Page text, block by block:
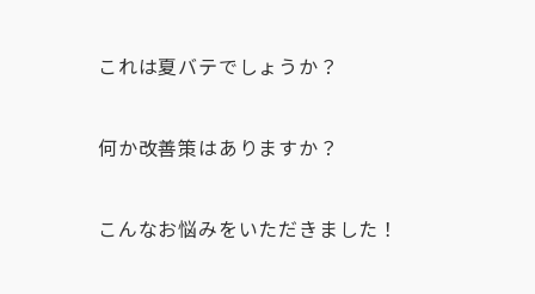
これは夏バテでしょうか？
何か改善策はありますか？
こんなお悩みをいただきました！